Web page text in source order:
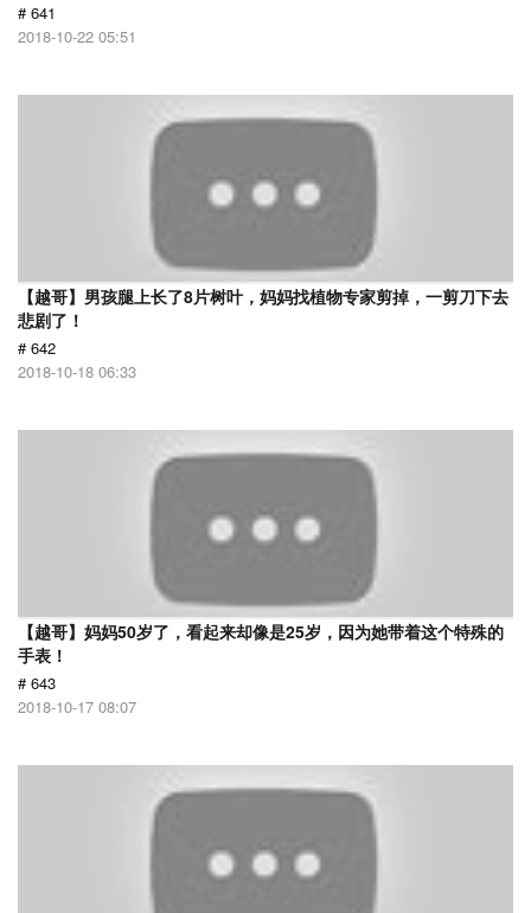
# 641
2018-10-22 05:51
【越哥】男孩腿上长了8片树叶，妈妈找植物专家剪掉，一剪刀下去
悲剧了！
# 642
2018-10-18 06:33
【越哥】妈妈50岁了，看起来却像是25岁，因为她带着这个特殊的
手表！
# 643
2018-10-17 08:07